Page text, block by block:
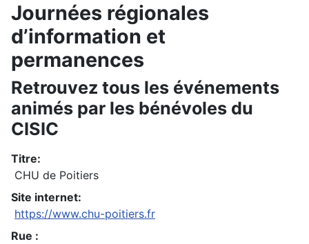
Journées régionales
d’information et
permanences
Retrouvez tous les événements
animés par les bénévoles du
CISIC
Titre:
CHU de Poitiers
Site internet:
https://www.chu-poitiers.fr
Rue :